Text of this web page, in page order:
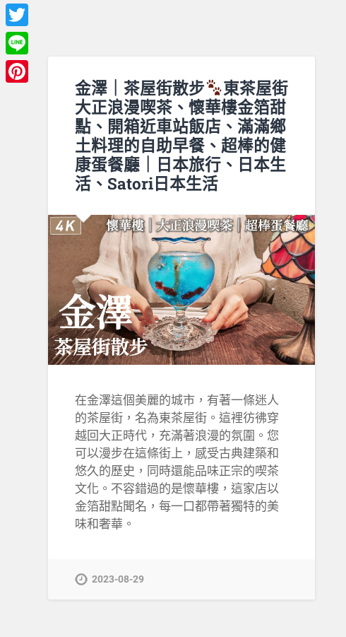
金澤｜茶屋街散步
東茶屋街
大正浪漫喫茶、懷華樓金箔甜
點、開箱近車站飯店、滿滿鄉
土料理的自助早餐、超棒的健
康蛋餐廳｜日本旅行、日本生
活、Satori日本生活
在金澤這個美麗的城市，有著一條迷人
的茶屋街，名為東茶屋街。這裡彷彿穿
越回大正時代，充滿著浪漫的氛圍。您
可以漫步在這條街上，感受古典建築和
悠久的歷史，同時還能品味正宗的喫茶
文化。不容錯過的是懷華樓，這家店以
金箔甜點聞名，每一口都帶著獨特的美
味和奢華。
2023-08-29
Facebook
Twitter
Line